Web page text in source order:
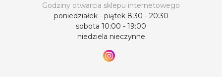
Godziny otwarcia sklepu internetowego
poniedziałek - piątek 8:30 - 20:30
sobota 10:00 - 19:00
niedziela nieczynne